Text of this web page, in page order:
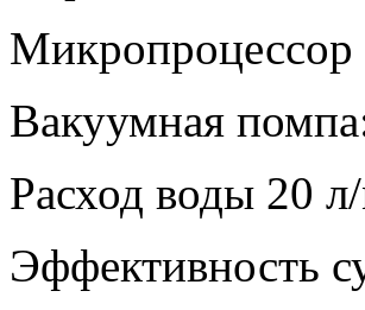
Микропроцессор
Вакуумная
Расход воды 20
Эффективность